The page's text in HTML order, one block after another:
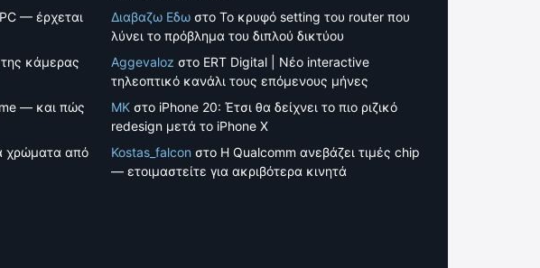
— έρχεται
της κάμερας
— και πώς
χρώματα από
Διαβαζω ΕδωστοΤο κρυφό setting του router που
λύνει το πρόβλημα του διπλού δικτύου
Aggevalozστο ERT Digital | Νέο interactive
τηλεοπτικό κανάλι τους επόμενους μήνες
MKστο iPhone 20: Έτσι θα δείχνει το πιο ριζικό
redesign μετά το iPhone X
Kostas_falconστο Η Qualcomm ανεβάζει τιμές chip
— ετοιμαστείτε για ακριβότερα κινητά